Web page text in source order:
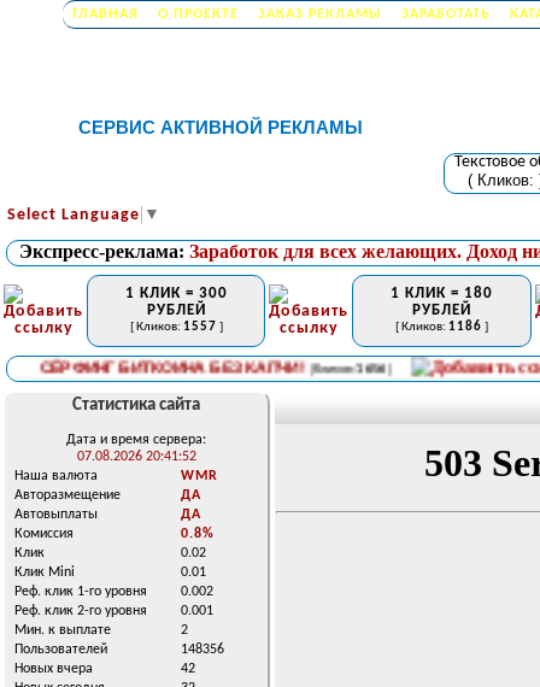
ГЛАВНАЯ О ПРОЕКТЕ ЗАКАЗ РЕКЛАМЫ ЗАРАБОТАТЬ
СЕРВИС АКТИВНОЙ РЕКЛАМЫ
Select Language ▼
Текстовое
( Кликов:
Экспресс-реклама: Заработок для всех желающих. Доход
1 КЛИК = 300
РУБЛЕЙ
[ Кликов: 1557 ]
1 КЛИК = 180
РУБЛЕЙ
[ Кликов: 1186 ]
СЁРФИНГ БИТКОИНА БЕЗ КАПЧИ![ Кликов:1656]
Статистика сайта
Дата и время сервера:
07.08.2026 20:41:52
Наша валюта
WMR
Авторазмещение
ДА
Автовыплаты
ДА
Комиссия
0.8%
Клик
0.02
Клик Mini
0.01
Реф. клик 1-го уровня
0.002
Реф. клик 2-го уровня
0.001
Мин. к выплате
2
Пользователей
148356
Новых вчера
42